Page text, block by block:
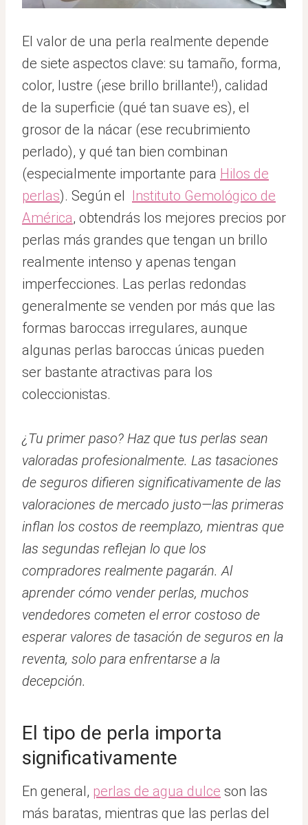
El valor de una perla realmente depende
de siete aspectos clave: su tamaño, forma,
color, lustre (¡ese brillo brillante!), calidad
de la superficie (qué tan suave es), el
grosor de la nácar (ese recubrimiento
perlado), y qué tan bien combinan
(especialmente importante para Hilos de
perlas). Según el Instituto Gemológico de
América, obtendrás los mejores precios por
perlas más grandes que tengan un brillo
realmente intenso y apenas tengan
imperfecciones. Las perlas redondas
generalmente se venden por más que las
formas baroccas irregulares, aunque
algunas perlas baroccas únicas pueden
ser bastante atractivas para los
coleccionistas.
¿Tu primer paso? Haz que tus perlas sean
valoradas profesionalmente. Las tasaciones
de seguros difieren significativamente de las
valoraciones de mercado justo—las primeras
inflan los costos de reemplazo, mientras que
las segundas reflejan lo que los
compradores realmente pagarán. Al
aprender cómo vender perlas, muchos
vendedores cometen el error costoso de
esperar valores de tasación de seguros en la
reventa, solo para enfrentarse a la
decepción.
El tipo de perla importa
significativamente
En general, perlas de agua dulce son las
más baratas, mientras que las perlas del